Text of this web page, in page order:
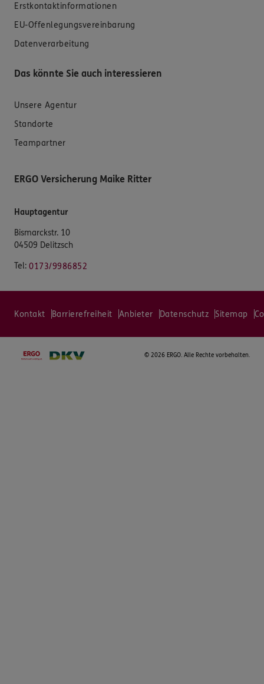
Erstkontaktinformationen
EU-Offenlegungsvereinbarung
Datenverarbeitung
Das könnte Sie auch interessieren
Unsere Agentur
Standorte
Teampartner
ERGO Versicherung Maike Ritter
Hauptagentur
Bismarckstr. 10
04509 Delitzsch
Tel: 0173/9986852
Kontakt Barrierefreiheit Anbieter Datenschutz Sitemap
© 2026 ERGO. Alle Rechte vorbehalten.